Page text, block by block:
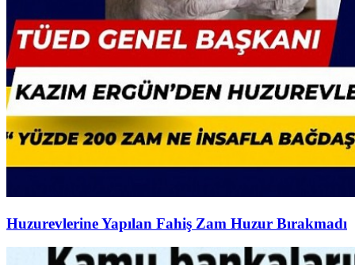
Huzurevlerine Yapılan Fahiş Zam Huzur Bırakmadı